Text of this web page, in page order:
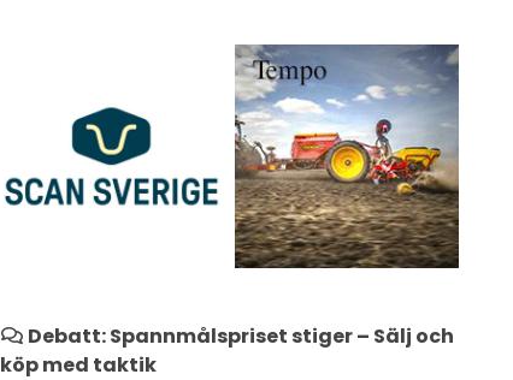
Debatt: Spannmålspriset stiger – Sälj och
köp med taktik